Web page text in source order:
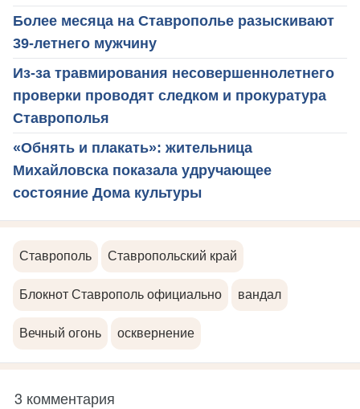
Более месяца на Ставрополье разыскивают
39-летнего мужчину
Из-за травмирования несовершеннолетнего
проверки проводят следком и прокуратура
Ставрополья
«Обнять и плакать»: жительница
Михайловска показала удручающее
состояние Дома культуры
Ставрополь Ставропольский край
Блокнот Ставрополь официально вандал
Вечный огонь осквернение
3 комментария